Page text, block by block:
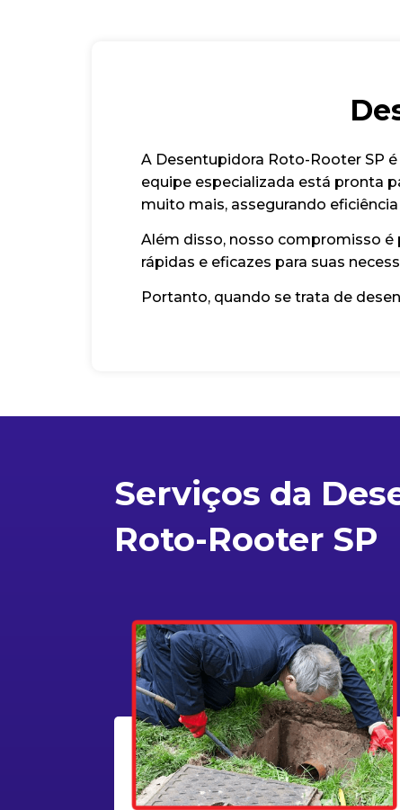
A Desentupidora Roto-Rooter SP
equipe especializada está pronta
muito mais, assegurando
Além disso, nosso compromisso
rápidas e eficazes para suas
Portanto, quando se trata de
Serviços da
Roto-Rooter SP